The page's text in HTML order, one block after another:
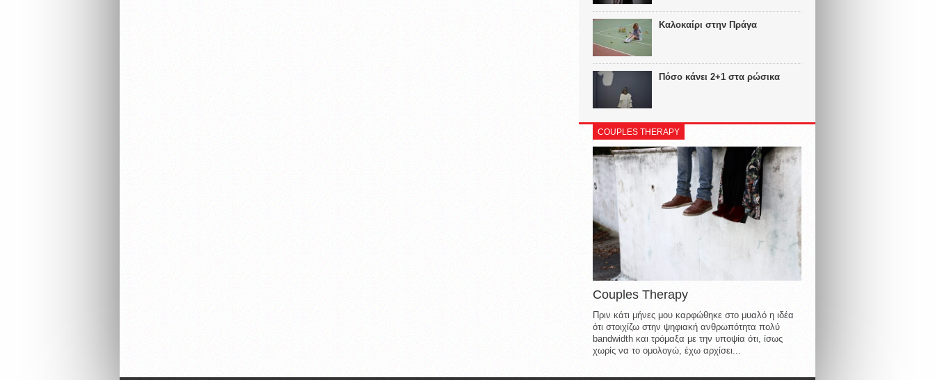
Καλοκαίρι στην Πράγα
Πόσο κάνει 2+1 στα ρώσικα
COUPLES THERAPY
Couples Therapy
Πριν κάτι μήνες μου καρφώθηκε στο μυαλό η ιδέα
ότι στοιχίζω στην ψηφιακή ανθρωπότητα πολύ
bandwidth και τρόμαξα με την υποψία ότι, ίσως
χωρίς να το ομολογώ, έχω αρχίσει...